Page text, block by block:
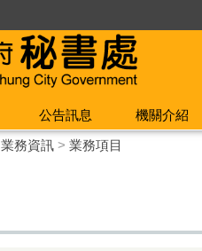
公告訊息 機關介紹
業務資訊> 業務項目